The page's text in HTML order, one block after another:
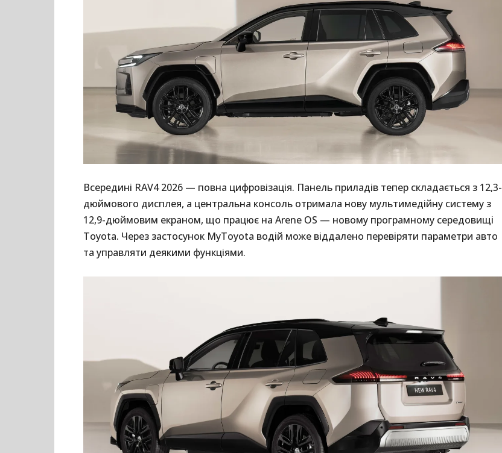
Всередині RAV4 2026 — повна цифровізація. Панель приладів тепер складається з 12,3-
дюймового дисплея, а центральна консоль отримала нову мультимедійну систему з
12,9-дюймовим екраном, що працює на Arene OS — новому програмному середовищі
Toyota. Через застосунок MyToyota водій може віддалено перевіряти параметри авто
та управляти деякими функціями.